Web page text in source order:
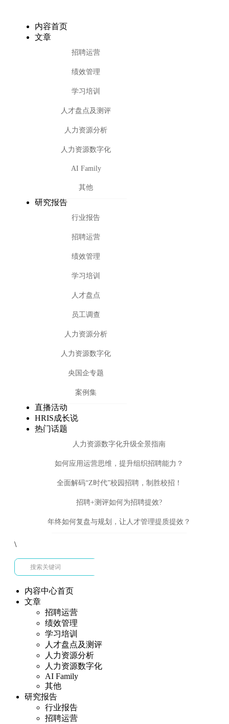
内容首页
文章
招聘运营
绩效管理
学习培训
人才盘点及测评
人力资源分析
人力资源数字化
AI Family
其他
研究报告
行业报告
招聘运营
绩效管理
学习培训
人才盘点
员工调查
人力资源分析
人力资源数字化
央国企专题
案例集
直播活动
HRIS成长说
热门话题
人力资源数字化升级全景指南
如何应用运营思维，提升组织招聘能力？
全面解码“Z时代”校园招聘，制胜校招！
招聘+测评如何为招聘提效?
年终如何复盘与规划，让人才管理提质提效？
\
内容中心首页
文章
招聘运营
绩效管理
学习培训
人才盘点及测评
人力资源分析
人力资源数字化
AI Family
其他
研究报告
行业报告
招聘运营